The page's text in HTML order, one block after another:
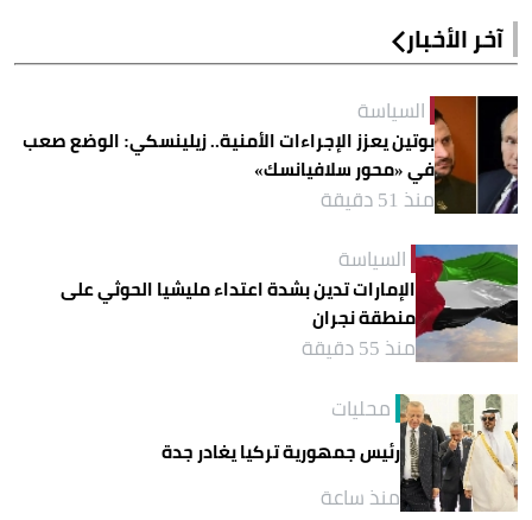
آخر الأخبار
السياسة
بوتين يعزز الإجراءات الأمنية.. زيلينسكي: الوضع صعب
في «محور سلافيانسك»
منذ 51 دقيقة
السياسة
الإمارات تدين بشدة اعتداء مليشيا الحوثي على
منطقة نجران
منذ 55 دقيقة
محليات
رئيس جمهورية تركيا يغادر جدة
منذ ساعة